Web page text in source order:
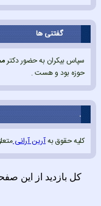
گفتنی ها
سپاس بیکران به حضور دکتر
حوزه بود و هست .
.
کلیه حقوق بهآرین آرانی